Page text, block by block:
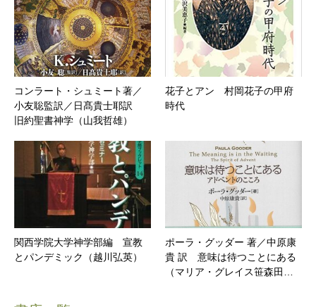
コンラート・シュミート著／
小友聡監訳／日髙貴士耶訳
旧約聖書神学（山我哲雄）
花子とアン 村岡花子の甲府
時代
関西学院大学神学部編 宣教
とパンデミック（越川弘英）
ポーラ・グッダー 著／中原康
貴 訳 意味は待つことにある
（マリア・グレイス笹森田…